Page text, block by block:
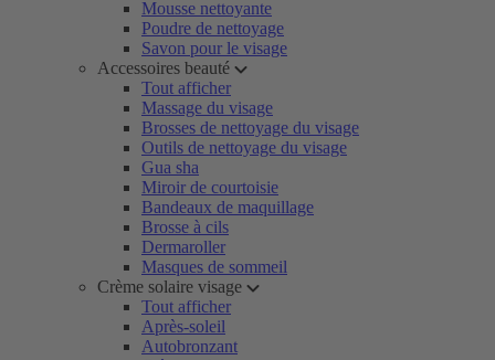
Mousse nettoyante
Poudre de nettoyage
Savon pour le visage
Accessoires beauté
Tout afficher
Massage du visage
Brosses de nettoyage du visage
Outils de nettoyage du visage
Gua sha
Miroir de courtoisie
Bandeaux de maquillage
Brosse à cils
Dermaroller
Masques de sommeil
Crème solaire visage
Tout afficher
Après-soleil
Autobronzant